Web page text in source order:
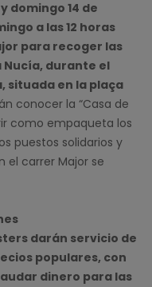
domingo 14 de
a las 12 horas
para recoger las
Nucía, durante el
situada en la plaça
conocer la “Casa de
como empaqueta los
puestos solidarios y
el carrer Major se
darán servicio de
populares, con
dinero para las